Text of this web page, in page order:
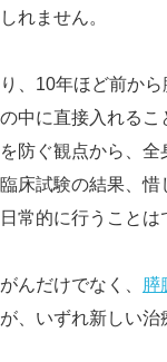
れません。
、10年ほど前か
中に直接入れる
防ぐ観点から、
床試験の結果、
常的に行うことは
んだけでなく、
膵
、いずれ新しい